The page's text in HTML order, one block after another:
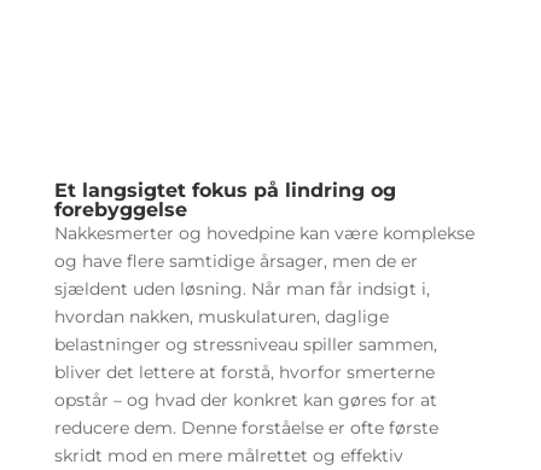
Et langsigtet fokus på lindring og
forebyggelse
Nakkesmerter og hovedpine kan være komplekse
og have flere samtidige årsager, men de er
sjældent uden løsning. Når man får indsigt i,
hvordan nakken, muskulaturen, daglige
belastninger og stressniveau spiller sammen,
bliver det lettere at forstå, hvorfor smerterne
opstår – og hvad der konkret kan gøres for at
reducere dem. Denne forståelse er ofte første
skridt mod en mere målrettet og effektiv